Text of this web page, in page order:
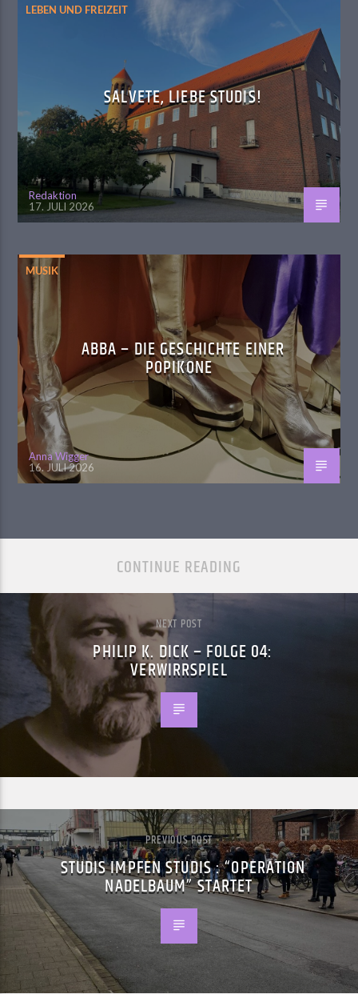
LEBEN UND FREIZEIT
SALVETE, LIEBE STUDIS!
Redaktion
17. JULI 2026
MUSIK
ABBA – DIE GESCHICHTE EINER
POPIKONE
Anna Wigger
16. JULI 2026
CONTINUE READING
NEXT POST
PHILIP K. DICK – FOLGE 04:
VERWIRRSPIEL
PREVIOUS POST
STUDIS IMPFEN STUDIS : “OPERATION
NADELBAUM” STARTET